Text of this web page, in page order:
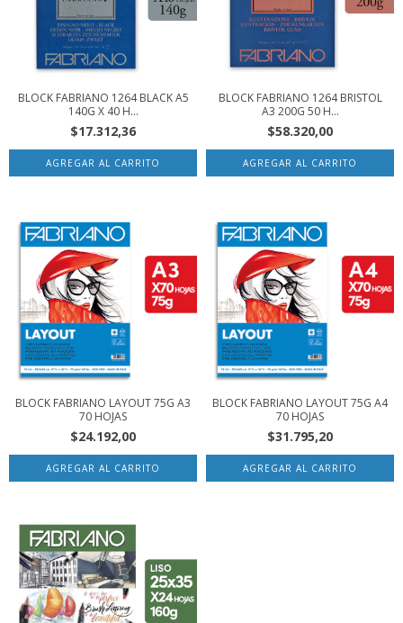
BLOCK FABRIANO 1264 BLACK A5
140G X 40 H...
$17.312,36
BLOCK FABRIANO 1264 BRISTOL
A3 200G 50 H...
$58.320,00
BLOCK FABRIANO LAYOUT 75G A3
70 HOJAS
$24.192,00
BLOCK FABRIANO LAYOUT 75G A4
70 HOJAS
$31.795,20